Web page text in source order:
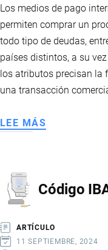
Los medios de pago
permiten comprar un
todo tipo de deudas,
países distintos, a su
los atributos precisan la
una transacción
LEE MÁS
Código
ARTÍCULO
11 SEPTIEMBRE, 2024